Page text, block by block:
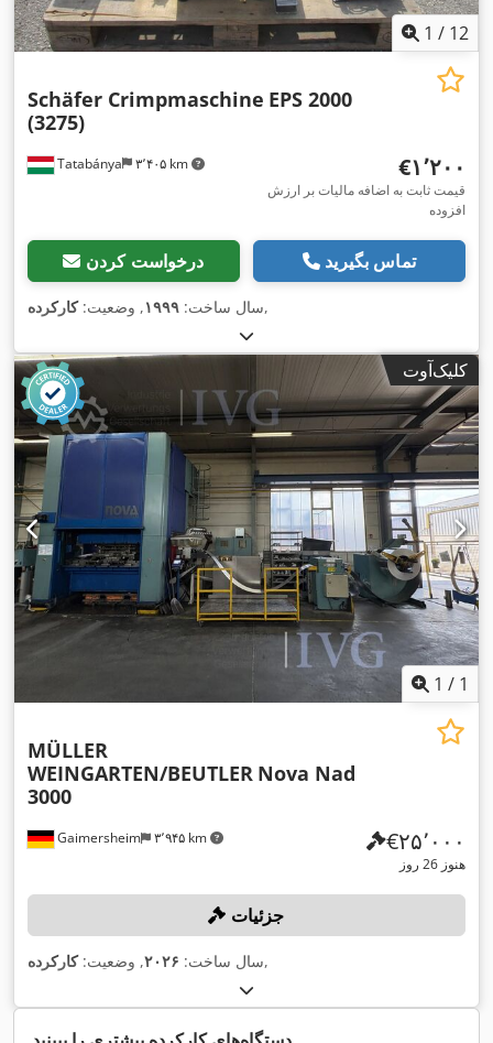
1 / 12
Tatabánya ۳٬۴۰۵ km
Schäfer Crimpmaschine EPS 2000
(3275)
‎€۱٬۲۰۰
قیمت ثابت به اضافه مالیات بر ارزش
افزوده
درخواست کردن تماس بگیرید
سال ساخت: ۱۹۹۹, وضعیت:کارکرده ,
کلیک‌آوت
1 / 1
Gaimersheim ۳٬۹۴۵ km
MÜLLER
WEINGARTEN/BEUTLER Nova Nad
3000
‎€۲۵٬۰۰۰
هنوز 26 روز
جزئیات
سال ساخت: ۲۰۲۶, وضعیت:کارکرده ,